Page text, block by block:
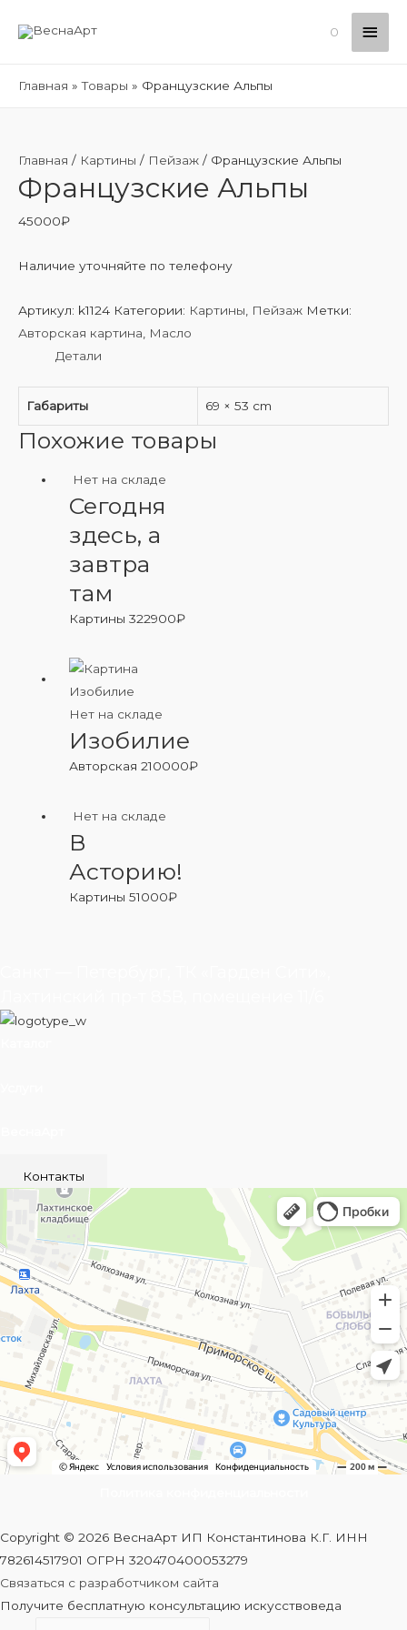
0
Главная Товары Французские Альпы
Главная / Картины / Пейзаж / Французские Альпы
Французские Альпы
45000₽
Наличие уточняйте по телефону
Артикул: k1124 Категории: Картины Пейзаж Метки:
Авторская картина
Масло
Детали
Габариты 69 × 53 cm
Похожие товары
Нет на складе
Сегодня
здесь, а
завтра
там
Картины322900₽
Нет на складе
Изобилие
Авторская210000₽
Нет на складе
В
Асторию!
Картины51000₽
Контакты
Copyright © 2026 ВеснаАрт ИП Константинова К.Г. ИНН
782614517901 ОГРН 320470400053279
Связаться с разработчиком сайта
Получите бесплатную консультацию искусствоведа